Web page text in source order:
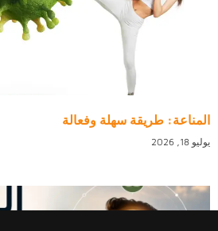
المناعة: طريقة سهلة وفعالة
يوليو 18, 2026